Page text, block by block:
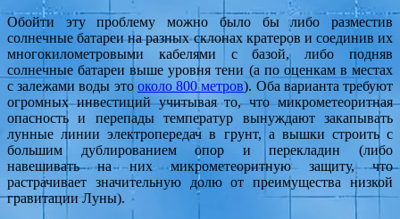
Обойти эту проблему можно было бы либо разместив
солнечные батареи на разных склонах кратеров и соединив их
многокилометровыми кабелями с базой, либо подняв
солнечные батареи выше уровня тени (а по оценкам в местах
с залежами воды это около 800 метров). Оба варианта требуют
огромных инвестиций учитывая то, что микрометеоритная
опасность и перепады температур вынуждают закапывать
лунные линии электропередач в грунт, а вышки строить с
большим дублированием опор и перекладин (либо
навешивать на них микрометеоритную защиту, что
растрачивает значительную долю от преимущества низкой
гравитации Луны).